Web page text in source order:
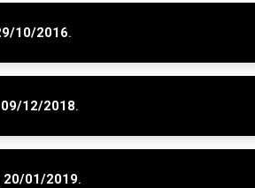
10/2016.
09/12/2018.
20/01/2019.